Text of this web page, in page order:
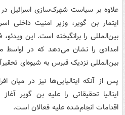
علاوه بر سیاست شهرک‌سازی اسرائیل در
ایتمار بن گویر، وزیر امنیت داخلی
بین‌المللی را برانگیخته است. این
امدادی را نشان می‌دهد که در اواسط
بین‌المللی نزدیک قبرس به شیوه‌ای
پس از آنکه ایتالیایی‌ها نیز در میان
ایتالیا تحقیقاتی را علیه بن گویر
اقدامات انجام‌شده علیه فعالان است.